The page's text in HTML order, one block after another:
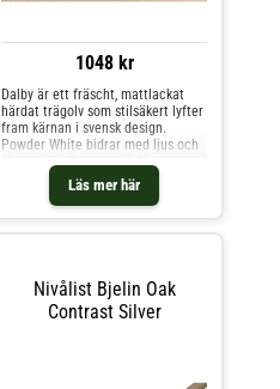
1048 kr
Läs mer här
Dalby är ett fräscht, mattlackat
härdat trägolv som stilsäkert lyfter
fram kärnan i svensk design.
Powder White bidrar med ljus och
charm till alla rum och Nature
sorteringen lyfter fram den
autentiska träkänslan. Denna klass
33-produkt är tillverkad av FSC-
som hotell, butiker, kontor och
kaféer - eller till hallen i ditt hem.
Den mattlackade ytan skyddar mot
Nivålist Bjelin Oak
Contrast Silver